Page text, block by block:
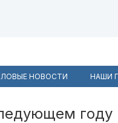
НОВОСТИ НАШИ
году